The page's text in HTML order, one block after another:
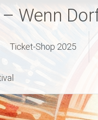
Wenn
Ticket-Shop 2025